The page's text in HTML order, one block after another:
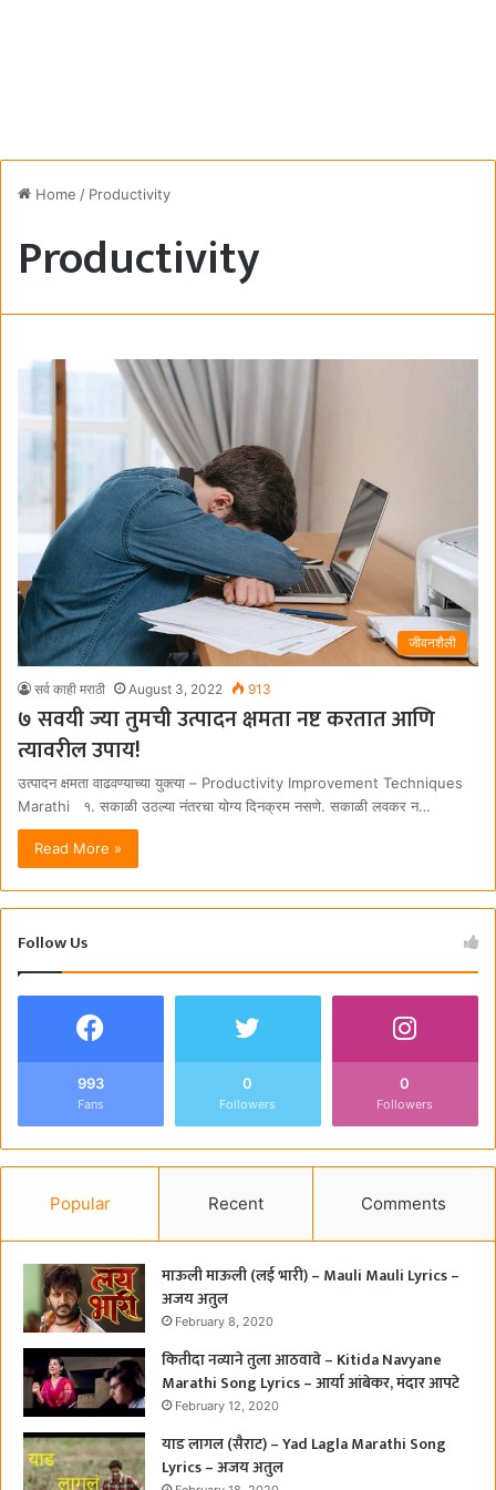
Home / Productivity
Productivity
जीवनशैली
सर्व काही मराठी August 3, 2022 913
७ सवयी ज्या तुमची उत्पादन क्षमता नष्ट करतात आणि
त्यावरील उपाय!
उत्पादन क्षमता वाढवण्याच्या युक्त्या – Productivity Improvement Techniques
Marathi १. सकाळी उठल्या नंतरचा योग्य दिनक्रम नसणे. सकाळी लवकर न…
Read More »
Follow Us
993
Fans
0
Followers
0
Followers
Popular Recent Comments
माऊली माऊली (लई भारी) – Mauli Mauli Lyrics –
अजय अतुल
February 8, 2020
कितीदा नव्याने तुला आठवावे – Kitida Navyane
Marathi Song Lyrics – आर्या आंबेकर, मंदार आपटे
February 12, 2020
याड लागल (सैराट) – Yad Lagla Marathi Song
Lyrics – अजय अतुल